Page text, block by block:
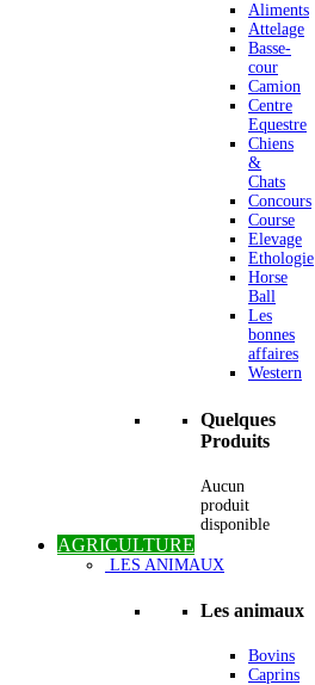
Aliments
Attelage
Basse-
cour
Camion
Centre
Equestre
Chiens
&
Chats
Concours
Course
Elevage
Ethologie
Horse
Ball
Les
bonnes
affaires
Western
Quelques
Produits
Aucun
produit
disponible
AGRICULTURE
LES ANIMAUX
Les animaux
Bovins
Caprins